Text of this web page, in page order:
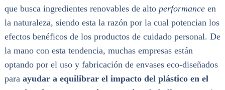
que busca ingredientes renovables de alto performanceen
la naturaleza, siendo esta la razón por la cual potencian los
efectos benéficos de los productos de cuidado personal. De
la mano con esta tendencia, muchas empresas están
optando por el uso y fabricación de envases eco-diseñados
para ayudar a equilibrar el impacto del plástico en el